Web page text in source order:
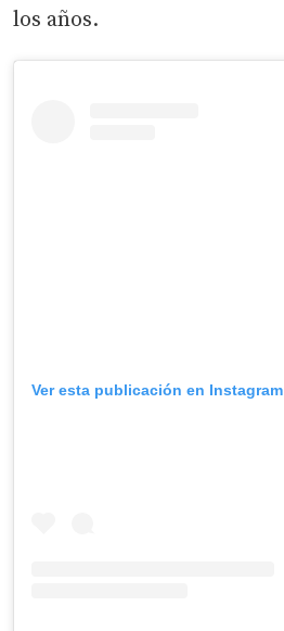
los años.
Ver esta publicación en Instagram